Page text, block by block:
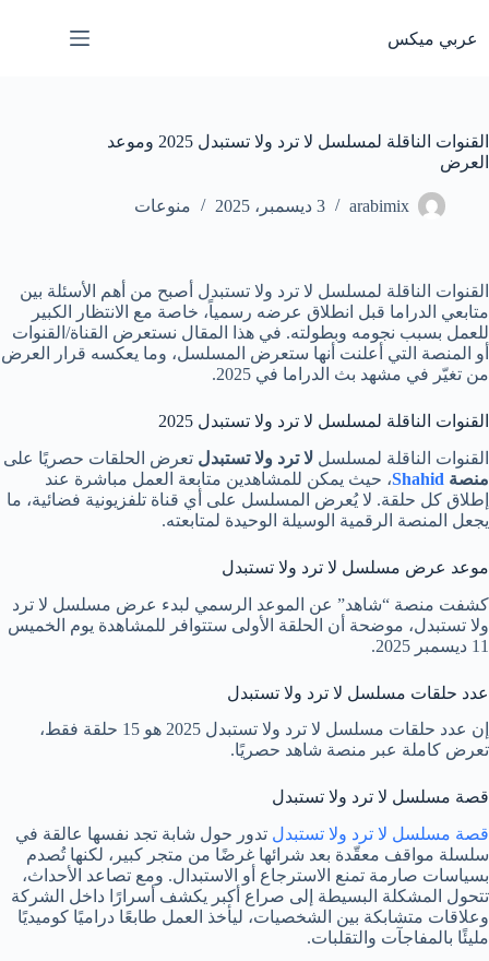
المحتوى
عربي ميكس
القنوات الناقلة لمسلسل لا ترد ولا تستبدل 2025 وموعد
العرض
arabimix 3 ديسمبر، 2025 منوعات
القنوات الناقلة لمسلسل لا ترد ولا تستبدل أصبح من أهم الأسئلة بين
متابعي الدراما قبل انطلاق عرضه رسمياً، خاصة مع الانتظار الكبير
للعمل بسبب نجومه وبطولته. في هذا المقال نستعرض القناة/القنوات
أو المنصة التي أعلنت أنها ستعرض المسلسل، وما يعكسه قرار العرض
من تغيّر في مشهد بث الدراما في 2025.
القنوات الناقلة لمسلسل لا ترد ولا تستبدل 2025
القنوات الناقلة لمسلسل لا ترد ولا تستبدل تعرض الحلقات حصريًا على
منصة Shahid، حيث يمكن للمشاهدين متابعة العمل مباشرة عند
إطلاق كل حلقة. لا يُعرض المسلسل على أي قناة تلفزيونية فضائية، ما
يجعل المنصة الرقمية الوسيلة الوحيدة لمتابعته.
موعد عرض مسلسل لا ترد ولا تستبدل
كشفت منصة “شاهد” عن الموعد الرسمي لبدء عرض مسلسل لا ترد
ولا تستبدل، موضحة أن الحلقة الأولى ستتوافر للمشاهدة يوم الخميس
11 ديسمبر 2025.
عدد حلقات مسلسل لا ترد ولا تستبدل
إن عدد حلقات مسلسل لا ترد ولا تستبدل 2025 هو 15 حلقة فقط،
تعرض كاملة عبر منصة شاهد حصريًا.
قصة مسلسل لا ترد ولا تستبدل
قصة مسلسل لا ترد ولا تستبدل تدور حول شابة تجد نفسها عالقة في
سلسلة مواقف معقّدة بعد شرائها غرضًا من متجر كبير، لكنها تُصدم
بسياسات صارمة تمنع الاسترجاع أو الاستبدال. ومع تصاعد الأحداث،
تتحول المشكلة البسيطة إلى صراع أكبر يكشف أسرارًا داخل الشركة
وعلاقات متشابكة بين الشخصيات، ليأخذ العمل طابعًا دراميًا كوميديًا
مليئًا بالمفاجآت والتقلبات.